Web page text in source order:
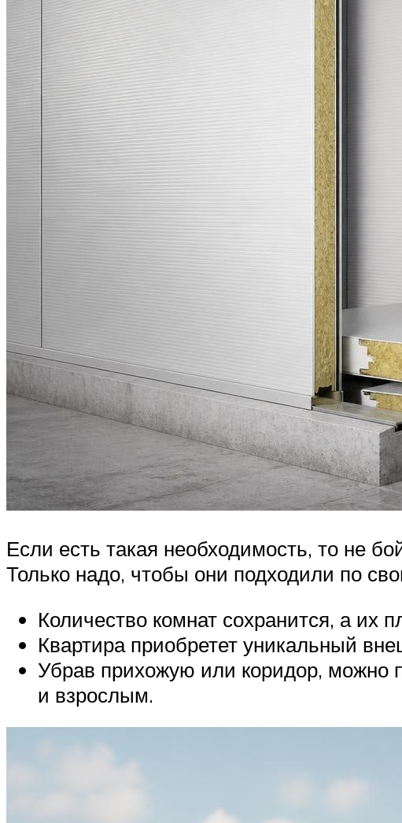
Если есть такая необходимость, то не
Только надо, чтобы они подходили по
Количество комнат сохранится, а их
Квартира приобретет уникальный
Убрав прихожую или коридор, можно
и взрослым.